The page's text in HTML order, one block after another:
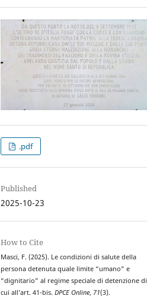
.pdf
Published
2025-10-23
How to Cite
Masci, F. (2025). Le condizioni di salute della
persona detenuta quale limite “umano” e
“dignitario” al regime speciale di detenzione di
cui all’art. 41-bis.DPCE Online, 71(3).